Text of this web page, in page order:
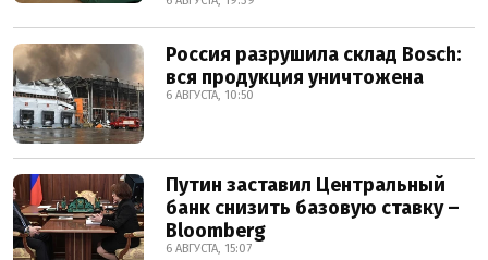
Россия разрушила склад Bosch:
вся продукция уничтожена
6 АВГУСТА, 10:50
Путин заставил Центральный
банк снизить базовую ставку –
Bloomberg
6 АВГУСТА, 15:07